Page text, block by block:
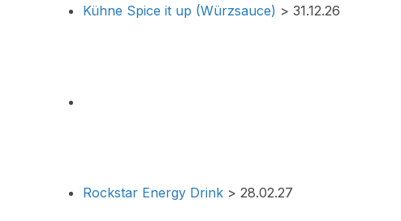
Kühne Spice it up (Würzsauce) > 31.12.26
Rockstar Energy Drink > 28.02.27